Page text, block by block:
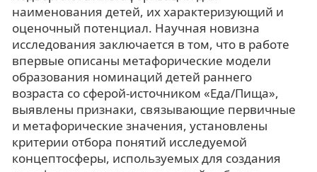
наименования детей, их характеризующий и
оценочный потенциал. Научная новизна
исследования заключается в том, что в работе
впервые описаны метафорические модели
образования номинаций детей раннего
возраста со сферой-источником «Еда/Пища»,
выявлены признаки, связывающие первичные
и метафорические значения, установлены
критерии отбора понятий исследуемой
концептосферы, используемых для создания